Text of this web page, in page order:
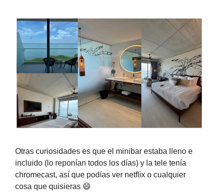
Otras curiosidades es que el minibar estaba lleno e
incluido (lo reponían todos los días) y la tele tenía
chromecast, así que podías ver netflix o cualquier
cosa que quisieras 😄